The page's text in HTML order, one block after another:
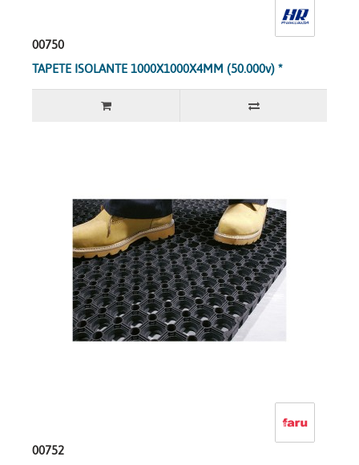
00750
TAPETE ISOLANTE 1000X1000X4MM (50.000v) *
00752